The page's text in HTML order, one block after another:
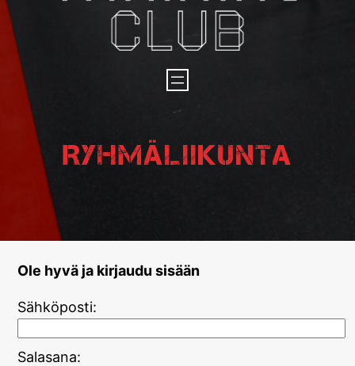
Ryhmäliikunta
Ole hyvä ja kirjaudu sisään
Sähköposti:
Salasana: